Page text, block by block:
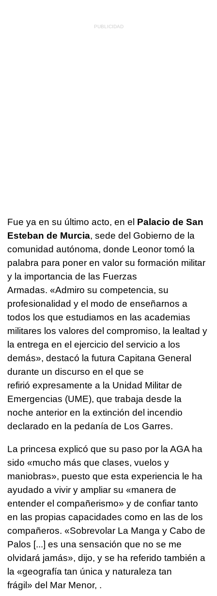
Fue ya en su último acto, en el Palacio de San
Esteban de Murcia, sede del Gobierno de la
comunidad autónoma, donde Leonor tomó la
palabra para poner en valor su formación militar
y la importancia de las Fuerzas
Armadas. «Admiro su competencia, su
profesionalidad y el modo de enseñarnos a
todos los que estudiamos en las academias
militares los valores del compromiso, la lealtad y
la entrega en el ejercicio del servicio a los
demás», destacó la futura Capitana General
durante un discurso en el que se
refirió expresamente a la Unidad Militar de
Emergencias (UME), que trabaja desde la
noche anterior en la extinción del incendio
declarado en la pedanía de Los Garres.
La princesa explicó que su paso por la AGA ha
sido «mucho más que clases, vuelos y
maniobras», puesto que esta experiencia le ha
ayudado a vivir y ampliar su «manera de
entender el compañerismo» y de confiar tanto
en las propias capacidades como en las de los
compañeros. «Sobrevolar La Manga y Cabo de
Palos [...] es una sensación que no se me
olvidará jamás», dijo, y se ha referido también a
la «geografía tan única y naturaleza tan
frágil» del Mar Menor, .